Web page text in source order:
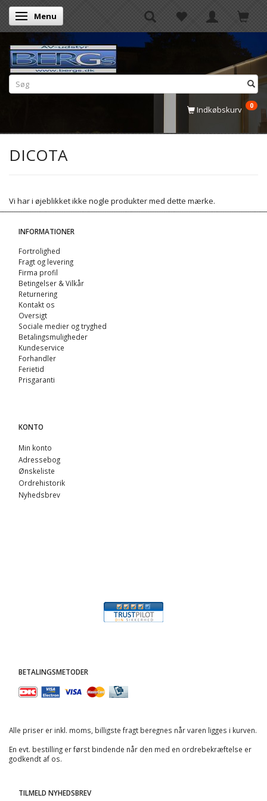
Skifte navigation
Menu
Indkøbskurv 0
DICOTA
Vi har i øjeblikket ikke nogle produkter med dette mærke.
INFORMATIONER
Fortrolighed
Fragt og levering
Firma profil
Betingelser & Vilkår
Returnering
Kontakt os
Oversigt
Sociale medier og tryghed
Betalingsmuligheder
Kundeservice
Forhandler
Ferietid
Prisgaranti
KONTO
Min konto
Adressebog
Ønskeliste
Ordrehistorik
Nyhedsbrev
BETALINGSMETODER
Alle priser er inkl. moms, billigste fragt beregnes når varen ligges i kurven.
En evt. bestilling er først bindende når den med en ordrebekræftelse er
godkendt af os.
TILMELD NYHEDSBREV